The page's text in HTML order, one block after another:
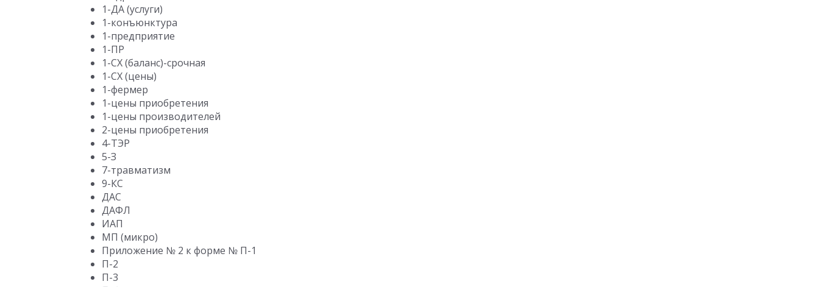
1-ДА (услуги)
1-конъюнктура
1-предприятие
1-ПР
1-СХ (баланс)-срочная
1-СХ (цены)
1-фермер
1-цены приобретения
1-цены производителей
2-цены приобретения
4-ТЭР
5-З
7-травматизм
9-КС
ДАС
ДАФЛ
ИАП
МП (микро)
Приложение № 2 к форме № П-1
П-2
П-3